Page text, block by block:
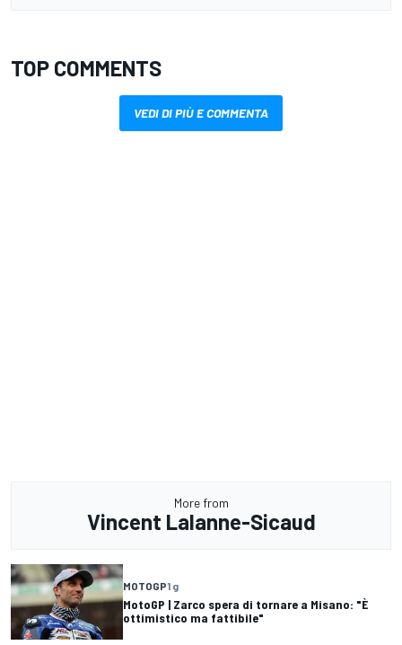
TOP COMMENTS
VEDI DI PIÙ E COMMENTA
More from
Vincent Lalanne-Sicaud
MOTOGP1 g
MotoGP | Zarco spera di tornare a Misano: "È
ottimistico ma fattibile"